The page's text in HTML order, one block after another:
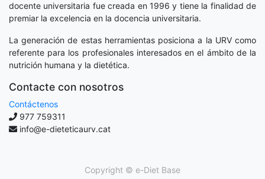
docente universitaria fue creada en 1996 y tiene la finalidad de
premiar la excelencia en la docencia universitaria.
La generación de estas herramientas posiciona a la URV como
referente para los profesionales interesados en el ámbito de la
nutrición humana y la dietética.
Contacte con nosotros
Contáctenos
977 759311
info@e-dieteticaurv.cat
Copyright © e-Diet Base